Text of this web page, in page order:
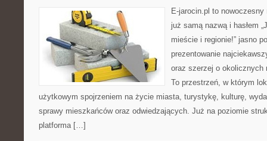
E-jarocin.pl to
już samą nazwą i hasłem
mieście i regionie!” jasno
prezentowanie
oraz szerzej o okolicznych
To przestrzeń, w którym
użytkowym spojrzeniem na życie miasta, turystykę, kulturę,
sprawy mieszkańców oraz odwiedzających. Już na poziomie
platforma […]